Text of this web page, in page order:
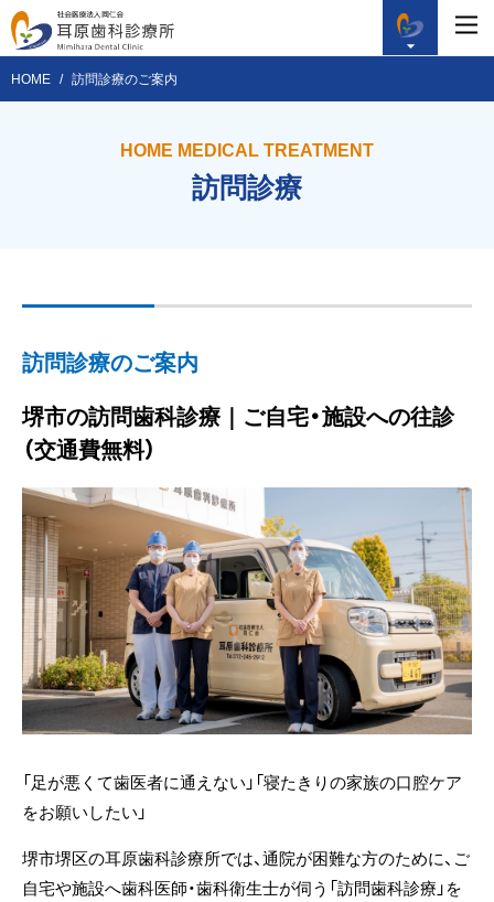
HOME 訪問診療のご案内
HOME MEDICAL TREATMENT
訪問診療
訪問診療のご案内
堺市の訪問歯科診療｜ご自宅・施設への往診
（交通費無料）
「足が悪くて歯医者に通えない」「寝たきりの家族の口腔ケア
をお願いしたい」
堺市堺区の耳原歯科診療所では、通院が困難な方のために、ご
自宅や施設へ歯科医師・歯科衛生士が伺う「訪問歯科診療」を